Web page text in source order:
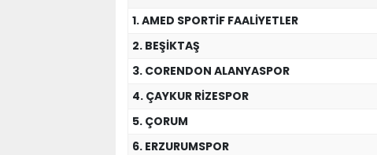
1. AMED SPORTİF FAALİYETLER
2. BEŞİKTAŞ
3. CORENDON ALANYASPOR
4. ÇAYKUR RİZESPOR
5. ÇORUM
6. ERZURUMSPOR